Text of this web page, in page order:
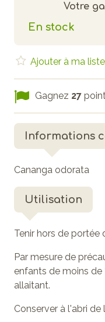
Votre
En stock
Ajouter à ma
Gagnez 27
Informations
Cananga odorata
Utilisation
Tenir hors de portée
Par mesure de
enfants de moins de
allaitant.
Conserver à l'abri de